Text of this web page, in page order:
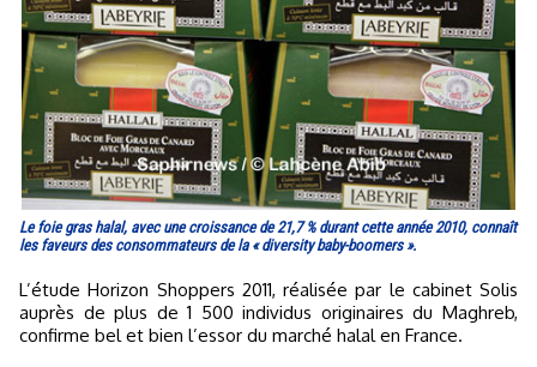
Le foie gras halal, avec une croissance de 21,7 % durant cette année 2010, connaît
les faveurs des consommateurs de la « diversity baby-boomers ».
L’étude Horizon Shoppers 2011, réalisée par le cabinet Solis
auprès de plus de 1 500 individus originaires du Maghreb,
confirme bel et bien l’essor du marché halal en France.